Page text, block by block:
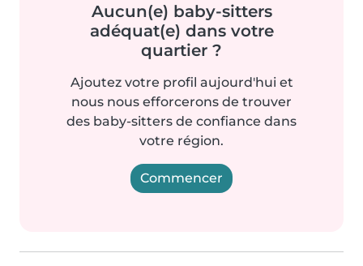
Aucun(e) baby-sitters
adéquat(e) dans votre
quartier ?
Ajoutez votre profil aujourd'hui et
nous nous efforcerons de trouver
des baby-sitters de confiance dans
votre région.
Commencer